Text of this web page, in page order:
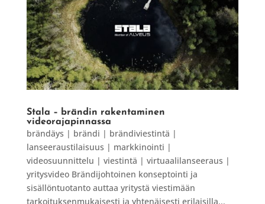
Stala – brändin rakentaminen
videorajapinnassa
brändäys | brändi | brändiviestintä |
lanseeraustilaisuus | markkinointi |
videosuunnittelu | viestintä | virtuaalilanseeraus |
yritysvideo Brändijohtoinen konseptointi ja
sisällöntuotanto auttaa yritystä viestimään
tarkoituksenmukaisesti ja yhtenäisesti erilaisilla...